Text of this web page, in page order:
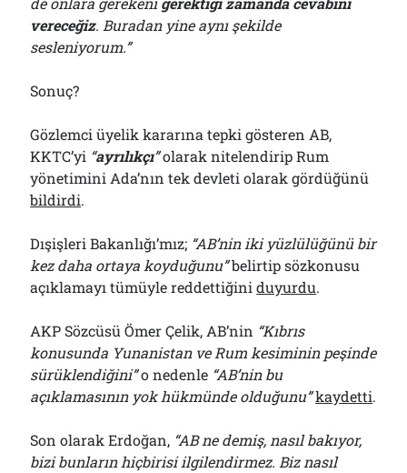
vereceğiz. Buradan yine aynı şekilde
sesleniyorum.”
Sonuç?
Gözlemci üyelik kararına tepki gösteren AB,
KKTC’yi “ayrılıkçı”olarak nitelendirip Rum
yönetimini Ada’nın tek devleti olarak gördüğünü
bildirdi.
Dışişleri Bakanlığı’mız; “AB’nin iki yüzlülüğünü bir
kez daha ortaya koyduğunu”belirtip sözkonusu
açıklamayı tümüyle reddettiğiniduyurdu.
AKP Sözcüsü Ömer Çelik, AB’nin “Kıbrıs
konusunda Yunanistan ve Rum kesiminin peşinde
sürüklendiğini”o nedenle “AB’nin bu
açıklamasının yok hükmünde olduğunu”kaydetti.
Son olarak Erdoğan, “AB ne demiş, nasıl bakıyor,
bizi bunların hiçbirisi ilgilendirmez. Biz nasıl